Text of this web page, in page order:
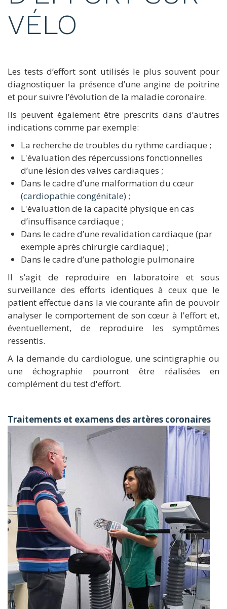
VÉLO
Les tests d’effort sont utilisés le plus souvent pour
diagnostiquer la présence d’une angine de poitrine
et pour suivre l’évolution de la maladie coronaire.
Ils peuvent également être prescrits dans d’autres
indications comme par exemple:
La recherche de troubles du rythme cardiaque ;
L'évaluation des répercussions fonctionnelles
d’une lésion des valves cardiaques ;
Dans le cadre d’une malformation du cœur
(cardiopathie congénitale) ;
L'évaluation de la capacité physique en cas
d’insuffisance cardiaque ;
Dans le cadre d’une revalidation cardiaque (par
exemple après chirurgie cardiaque) ;
Dans le cadre d’une pathologie pulmonaire
Il s’agit de reproduire en laboratoire et sous
surveillance des efforts identiques à ceux que le
patient effectue dans la vie courante afin de pouvoir
analyser le comportement de son cœur à l'effort et,
éventuellement, de reproduire les symptômes
ressentis.
A la demande du cardiologue, une scintigraphie ou
une échographie pourront être réalisées en
complément du test d'effort.
Traitements et examens des artères coronaires